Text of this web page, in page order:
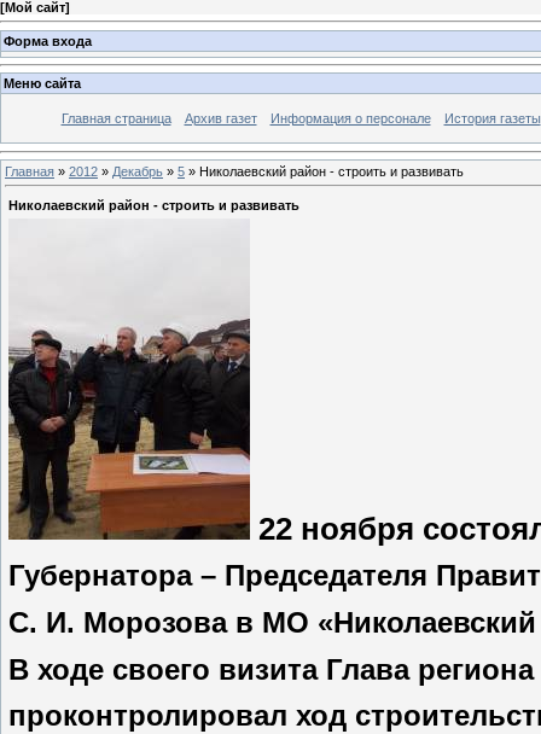
[Мой сайт]
Форма входа
Меню сайта
Главная страница Архив газет Информация о персонале История газеты
Главная » 2012 » Декабрь » 5 » Николаевский район - строить и развивать
Николаевский район - строить и развивать
22 ноября
Губернатора – Председателя
С. И. Морозова в МО
В ходе своего визита Глава региона
проконтролировал ход